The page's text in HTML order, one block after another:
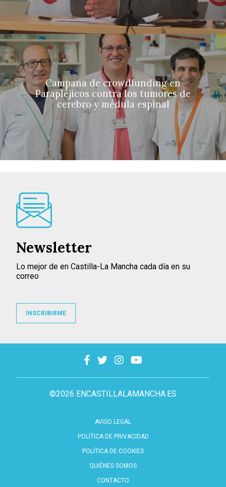
Campaña de crowdfunding en
Parapléjicos contra los tumores de
cerebro y médula espinal
©2026 ENCASTILLALAMANCHA.ES
AVISO LEGAL
POLÍTICA DE PRIVACIDAD
POLÍTICA DE COOKIES
QUIÉNES SOMOS
CONTACTO
Newsletter
Lo mejor de en Castilla-La Mancha cada día en su
correo
INSCRIBIRME